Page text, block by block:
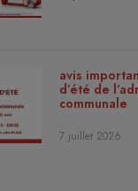
avis
d’été de
communale
7 juillet 2026